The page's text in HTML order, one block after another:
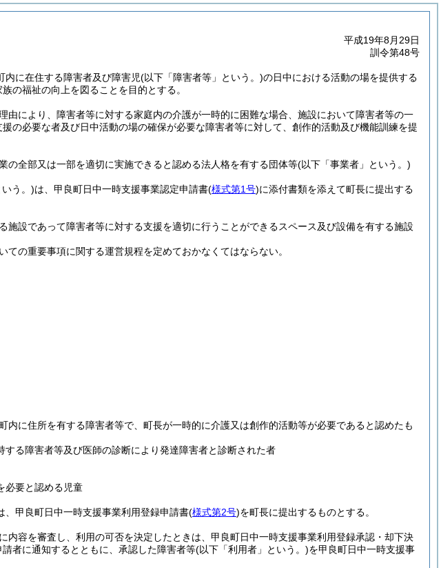
平成19年8月29日
訓令第48号
内に在住する障害者及び障害児(以下「障害者等」という。)の日中における活動の場を提供する
の福祉の向上を図ることを目的とする。
由により、障害者等に対する家庭内の介護が一時的に困難な場合、施設において障害者等の一
の必要な者及び日中活動の場の確保が必要な障害者等に対して、創作的活動及び機能訓練を提
の全部又は一部を適切に実施できると認める法人格を有する団体等(以下「事業者」という。)
う。)は、甲良町日中一時支援事業認定申請書(様式第1号)に添付書類を添えて町長に提出する
施設であって障害者等に対する支援を適切に行うことができるスペース及び設備を有する施設
の重要事項に関する運営規程を定めておかなくてはならない。
内に住所を有する障害者等で、町長が一時的に介護又は創作的活動等が必要であると認めたも
る障害者等及び医師の診断により発達障害者と診断された者
必要と認める児童
、甲良町日中一時支援事業利用登録申請書(様式第2号)を町長に提出するものとする。
内容を審査し、利用の可否を決定したときは、甲良町日中一時支援事業利用登録承認・却下決
請者に通知するとともに、承認した障害者等(以下「利用者」という。)を甲良町日中一時支援事